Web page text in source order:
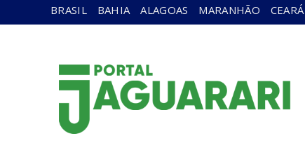
BRASIL BAHIA ALAGOAS MARANHÃO CEARÁ